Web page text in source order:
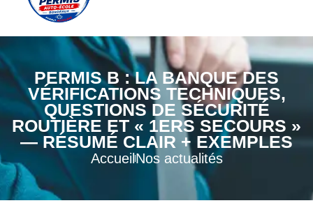
PERMIS B : LA BANQUE DES
VÉRIFICATIONS TECHNIQUES,
QUESTIONS DE SÉCURITÉ
ROUTIÈRE ET « 1ERS SECOURS »
— RÉSUMÉ CLAIR + EXEMPLES
Accueil Nos actualités